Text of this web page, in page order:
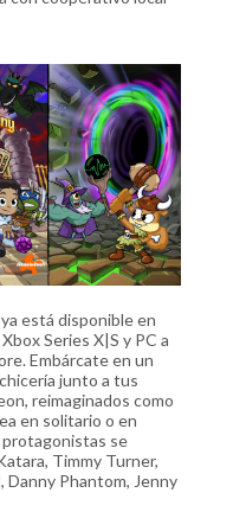
está disponible en
Series X|S y PC a
Embárcate en un
junto a tus
reimaginados como
en solitario o en
se
Timmy Turner,
Danny Phantom, Jenny